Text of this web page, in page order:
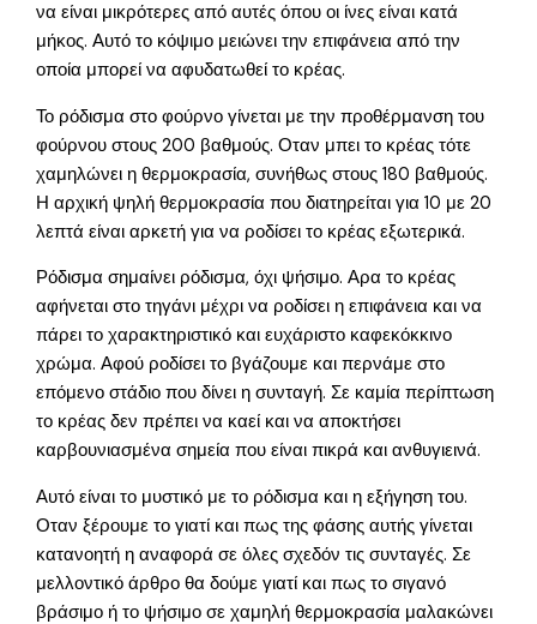
να είναι μικρότερες από αυτές όπου οι ίνες είναι κατά
μήκος. Αυτό το κόψιμο μειώνει την επιφάνεια από την
οποία μπορεί να αφυδατωθεί το κρέας.
Το ρόδισμα στο φούρνο γίνεται με την προθέρμανση του
φούρνου στους 200 βαθμούς. Οταν μπει το κρέας τότε
χαμηλώνει η θερμοκρασία, συνήθως στους 180 βαθμούς.
Η αρχική ψηλή θερμοκρασία που διατηρείται για 10 με 20
λεπτά είναι αρκετή για να ροδίσει το κρέας εξωτερικά.
Ρόδισμα σημαίνει ρόδισμα, όχι ψήσιμο. Αρα το κρέας
αφήνεται στο τηγάνι μέχρι να ροδίσει η επιφάνεια και να
πάρει το χαρακτηριστικό και ευχάριστο καφεκόκκινο
χρώμα. Αφού ροδίσει το βγάζουμε και περνάμε στο
επόμενο στάδιο που δίνει η συνταγή. Σε καμία περίπτωση
το κρέας δεν πρέπει να καεί και να αποκτήσει
καρβουνιασμένα σημεία που είναι πικρά και ανθυγιεινά.
Αυτό είναι το μυστικό με το ρόδισμα και η εξήγηση του.
Οταν ξέρουμε το γιατί και πως της φάσης αυτής γίνεται
κατανοητή η αναφορά σε όλες σχεδόν τις συνταγές. Σε
μελλοντικό άρθρο θα δούμε γιατί και πως το σιγανό
βράσιμο ή το ψήσιμο σε χαμηλή θερμοκρασία μαλακώνει